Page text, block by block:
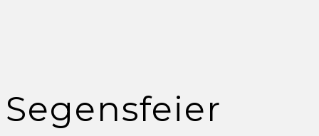
Segensfeier